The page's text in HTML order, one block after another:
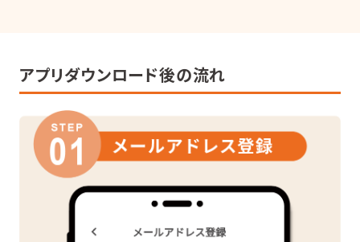
アプリダウンロード後の流れ